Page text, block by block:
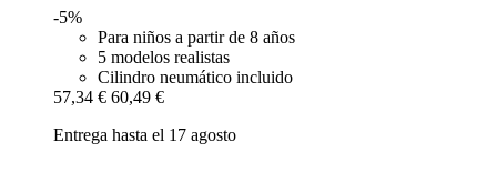
-5%
Para niños a partir de 8 años
5 modelos realistas
Cilindro neumático incluido
57,34 € 60,49 €
Entrega hasta el 17 agosto